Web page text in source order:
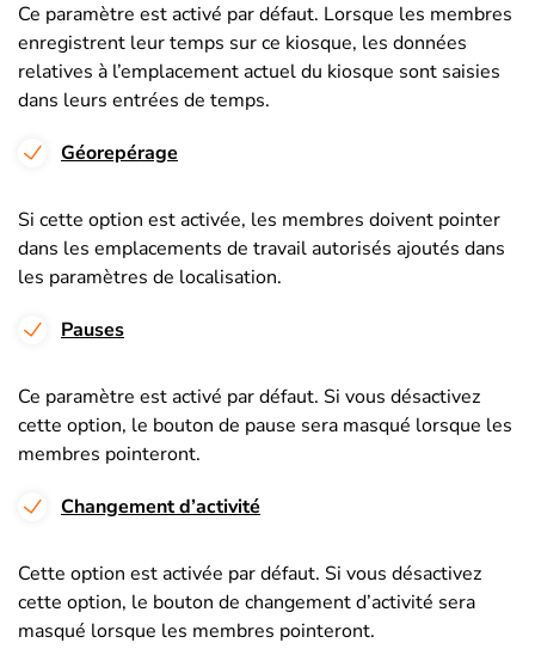
Ce paramètre est activé par défaut. Lorsque les membres
enregistrent leur temps sur ce kiosque, les données
relatives à l’emplacement actuel du kiosque sont saisies
dans leurs entrées de temps.
Géorepérage
Si cette option est activée, les membres doivent pointer
dans les emplacements de travail autorisés ajoutés dans
les paramètres de localisation.
Pauses
Ce paramètre est activé par défaut. Si vous désactivez
cette option, le bouton de pause sera masqué lorsque les
membres pointeront.
Changement d’activité
Cette option est activée par défaut. Si vous désactivez
cette option, le bouton de changement d’activité sera
masqué lorsque les membres pointeront.